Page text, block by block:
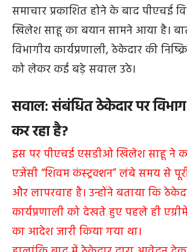
समाचार प्रकाशित होने के बाद पीएचई
खिलेश साहू का बयान सामने आया है।
विभागीय कार्यप्रणाली, ठेकेदार की
को लेकर कई बड़े सवाल उठे।
सवाल: संबंधित ठेकेदार पर विभाग
कर रहा है?
इस पर पीएचई एसडीओ खिलेश साहू ने
एजेंसी “शिवम कंस्ट्रक्शन” लंबे समय से
और लापरवाह है। उन्होंने बताया कि
कार्यप्रणाली को देखते हुए पहले ही
का आदेश जारी किया गया था।